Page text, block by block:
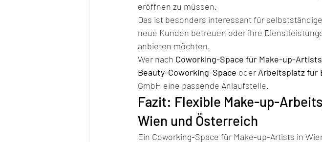
eröffnen zu müssen.
Das ist besonders interessant für
neue Kunden betreuen oder ihre
anbieten möchten.
Wer nach Coworking-Space für Make-up-
Beauty-Coworking-Space oder Arbeitsplatz für
GmbH eine passende Anlaufstelle.
Fazit: Flexible Make-up-
Wien und Österreich
Ein Coworking-Space für Make-up-Artists in